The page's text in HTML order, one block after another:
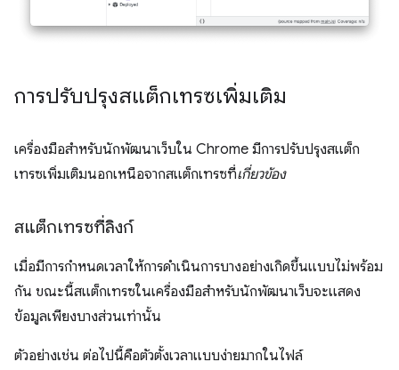
การปรับปรุงสแต็กเทรซเพิ่มเติม
เครื่องมือสำหรับนักพัฒนาเว็บใน Chrome มีการปรับปรุงสแต็ก
เทรซเพิ่มเติมนอกเหนือจากสแต็กเทรซที่เกี่ยวข้อง
สแต็กเทรซที่ลิงก์
เมื่อมีการกําหนดเวลาให้การดำเนินการบางอย่างเกิดขึ้นแบบไม่พร้อม
กัน ขณะนี้สแต็กเทรซในเครื่องมือสําหรับนักพัฒนาเว็บจะแสดง
ข้อมูลเพียงบางส่วนเท่านั้น
ตัวอย่างเช่น ต่อไปนี้คือตัวตั้งเวลาแบบง่ายมากในไฟล์